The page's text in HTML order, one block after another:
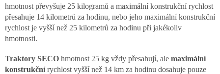
hmotnost převyšuje 25 kilogramů a maximální konstrukční rychlost
přesahuje 14 kilometrů za hodinu, nebo jeho maximální konstrukční
rychlost je vyšší než 25 kilometrů za hodinu při jakékoliv
hmotnosti.
Traktory SECO hmotnost 25 kg vždy přesahují, ale maximální
konstrukčnírychlost vyšší než 14 km za hodinu dosahuje pouze